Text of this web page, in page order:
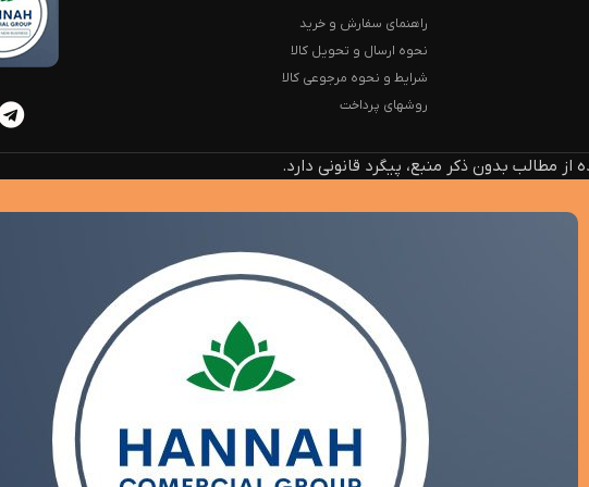
راهنمای سفارش و خرید
نحوه ارسال و تحویل کالا
شرایط و نحوه مرجوعی کالا
روشهای پرداخت